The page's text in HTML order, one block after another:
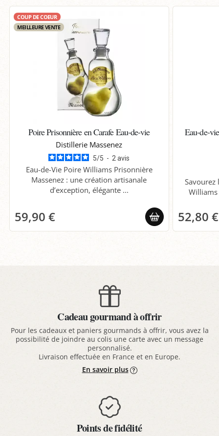
COUP DE COEUR
MEILLEURE VENTE
Poire Prisonnière en Carafe Eau-de-vie
Distillerie Massenez
5/5 - 2avis
Eau-de-Vie Poire Williams Prisonnière
Massenez : une création artisanale
d’exception, élégante ...
59,90 €
Eau-de-
Savourez
Williams
52,80 €
Cadeau gourmand à offrir
Pour les cadeaux et paniers gourmands à offrir, vous avez la
possibilité de joindre au colis une carte avec un message
personnalisé.
Livraison effectuée en France et en Europe.
En savoir plus
Points de fidélité